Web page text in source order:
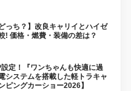
っち？】改良キャリイとハイゼ
! 価格・燃費・装備の差は？
定！『ワンちゃんも快適に過
システムを搭載した軽トラキャ
ピングカーショー2026】